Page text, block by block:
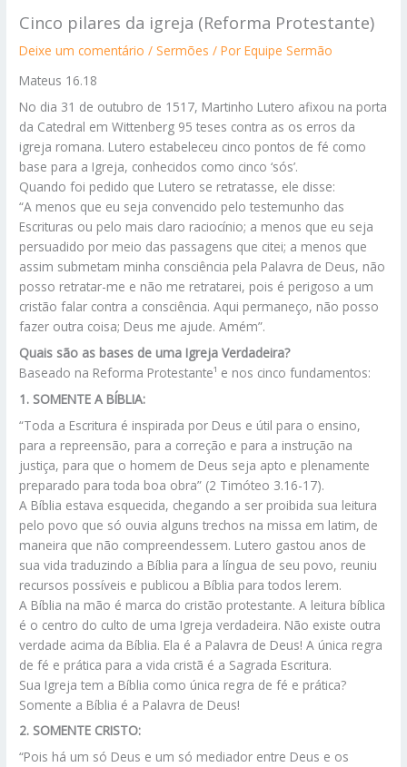
Cinco pilares da igreja (Reforma Protestante)
Deixe um comentário /Sermões / PorEquipe Sermão
Mateus 16.18
No dia 31 de outubro de 1517, Martinho Lutero afixou na porta
da Catedral em Wittenberg 95 teses contra as os erros da
igreja romana. Lutero estabeleceu cinco pontos de fé como
base para a Igreja, conhecidos como cinco ‘sós’.
Quando foi pedido que Lutero se retratasse, ele disse:
“A menos que eu seja convencido pelo testemunho das
Escrituras ou pelo mais claro raciocínio; a menos que eu seja
persuadido por meio das passagens que citei; a menos que
assim submetam minha consciência pela Palavra de Deus, não
posso retratar-me e não me retratarei, pois é perigoso a um
cristão falar contra a consciência. Aqui permaneço, não posso
fazer outra coisa; Deus me ajude. Amém”.
Quais são as bases de uma Igreja Verdadeira?
Baseado na Reforma Protestante¹ e nos cinco fundamentos:
1. SOMENTE A BÍBLIA:
“Toda a Escritura é inspirada por Deus e útil para o ensino,
para a repreensão, para a correção e para a instrução na
justiça, para que o homem de Deus seja apto e plenamente
preparado para toda boa obra” (2 Timóteo 3.16-17).
A Bíblia estava esquecida, chegando a ser proibida sua leitura
pelo povo que só ouvia alguns trechos na missa em latim, de
maneira que não compreendessem. Lutero gastou anos de
sua vida traduzindo a Bíblia para a língua de seu povo, reuniu
recursos possíveis e publicou a Bíblia para todos lerem.
A Bíblia na mão é marca do cristão protestante. A leitura bíblica
é o centro do culto de uma Igreja verdadeira. Não existe outra
verdade acima da Bíblia. Ela é a Palavra de Deus! A única regra
de fé e prática para a vida cristã é a Sagrada Escritura.
Sua Igreja tem a Bíblia como única regra de fé e prática?
Somente a Bíblia é a Palavra de Deus!
2. SOMENTE CRISTO:
“Pois há um só Deus e um só mediador entre Deus e os